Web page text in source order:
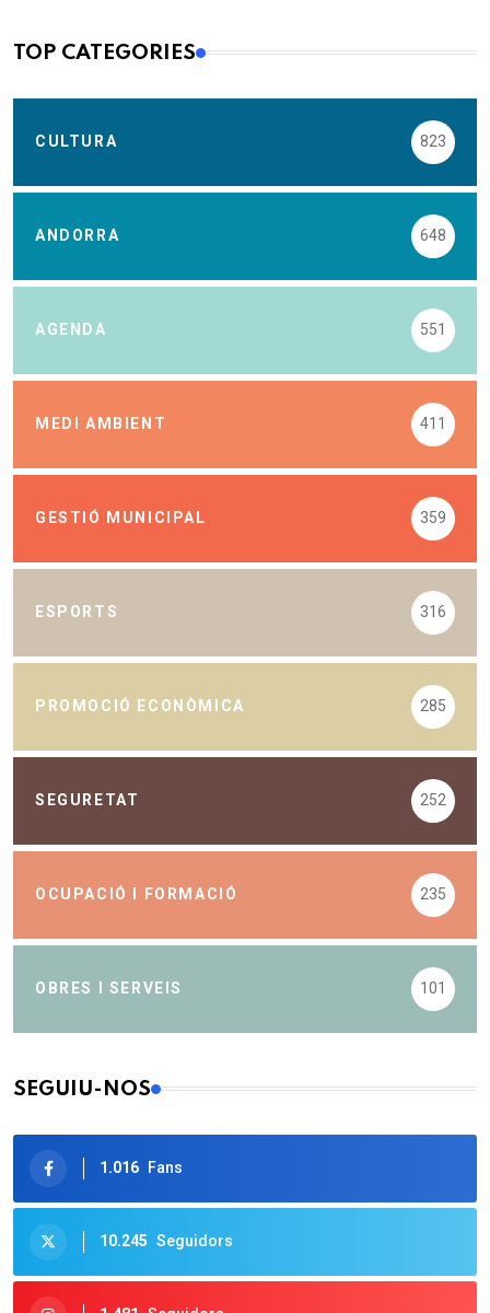
TOP CATEGORIES
CULTURA 823
ANDORRA 648
AGENDA 551
MEDI AMBIENT 411
GESTIÓ MUNICIPAL 359
ESPORTS 316
PROMOCIÓ ECONÒMICA 285
SEGURETAT 252
OCUPACIÓ I FORMACIÓ 235
OBRES I SERVEIS 101
SEGUIU-NOS
1.016 Fans
10.245 Seguidors